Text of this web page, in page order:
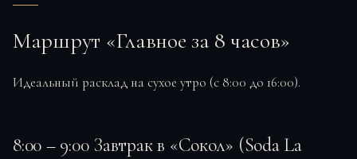
Маршрут «Главное за 8 часов»
Идеальный расклад на сухое утро (с 8:00 до 16:00).
8:00 – 9:00 Завтрак в «Сокол» (Soda La